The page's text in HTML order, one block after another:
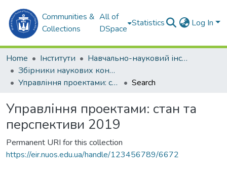
Communities &
Collections
All of
DSpace
Statistics Log In
Home Інститути
Навчально-науковий інститут комп'ютерних наук та управління проектами (ННІКНУП)
Збірники наукових конференцій (ННІКНУП)
Управління проектами: стан та перспективи 2019
Search
Управління проектами: стан та
перспективи 2019
Permanent URI for this collection
https://eir.nuos.edu.ua/handle/123456789/6672